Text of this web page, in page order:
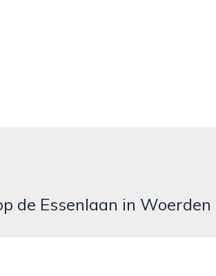
de Essenlaan in Woerden